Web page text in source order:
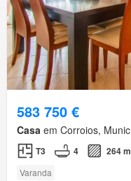
583 750 €
Casa em Corroios,
T3 4 264
Varanda